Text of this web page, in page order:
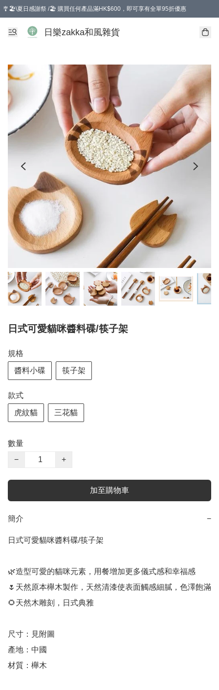
🎐🏖️\夏日感謝祭 /🏖️ 購買任何產品滿HK$600，即可享有全單95折優惠
選擇GoGoX住宅/工商地址配送，單一訂單消費購物滿HK$680(折扣後），可享有
日樂zakka和風雜貨
日式可愛貓咪醬料碟/筷子架
規格
醬料小碟 筷子架
款式
虎紋貓 三花貓
數量
−
+
加至購物車
簡介 −
日式可愛貓咪醬料碟/筷子架
🌿造型可愛的貓咪元素，用餐增加更多儀式感和幸福感
🌷天然原本櫸木製作，天然清漆使表面觸感細膩，色澤飽滿
🌻天然木雕刻，日式典雅
尺寸：見附圖
產地：中國
材質：櫸木